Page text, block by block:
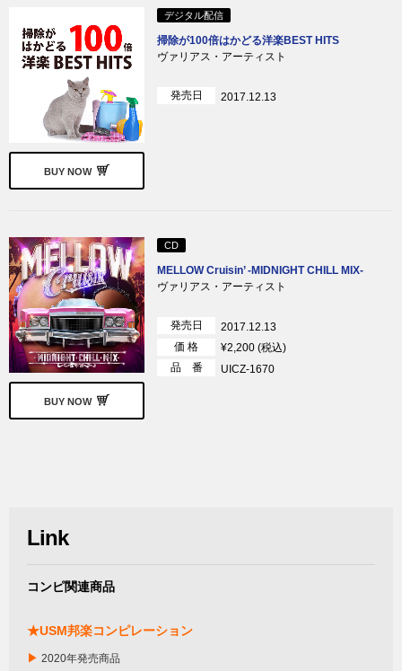
BUY NOW
デジタル配信
掃除が100倍はかどる洋楽BEST HITS
ヴァリアス・アーティスト
発売日 2017.12.13
BUY NOW
CD
MELLOW Cruisin’ -MIDNIGHT CHILL MIX-
ヴァリアス・アーティスト
発売日
2017.12.13
価 格
¥2,200 (税込)
品 番
UICZ-1670
Link
コンピ関連商品
★USM邦楽コンピレーション
▶ 2020年発売商品